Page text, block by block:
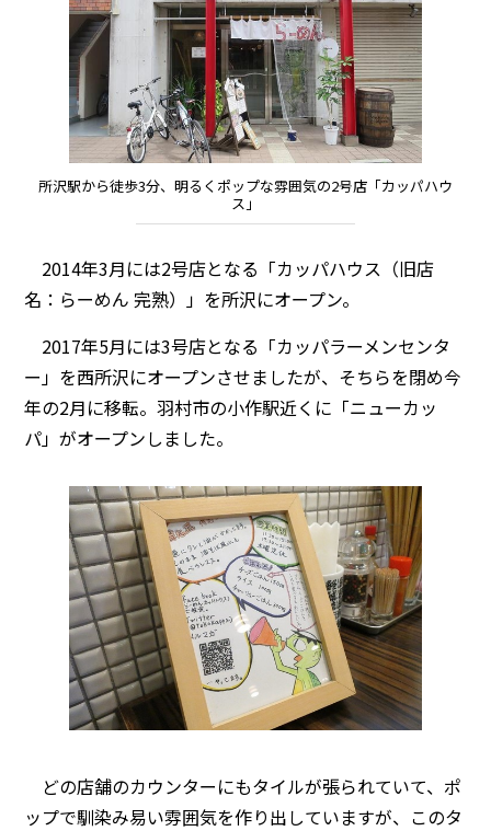
所沢駅から徒歩3分、明るくポップな雰囲気の2号店「カッパハウ
ス」
2014年3月には2号店となる「カッパハウス（旧店
名：らーめん 完熟）」を所沢にオープン。
2017年5月には3号店となる「カッパラーメンセンタ
ー」を西所沢にオープンさせましたが、そちらを閉め今
年の2月に移転。羽村市の小作駅近くに「ニューカッ
パ」がオープンしました。
どの店舗のカウンターにもタイルが張られていて、ポ
ップで馴染み易い雰囲気を作り出していますが、このタ